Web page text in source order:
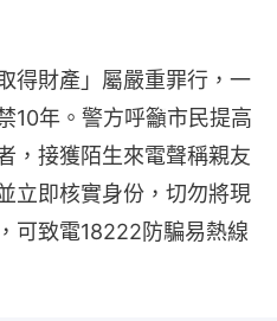
得財產」屬嚴重罪行，一
10年。警方呼籲市民提高
，接獲陌生來電聲稱親友
立即核實身份，切勿將現
可致電18222防騙易熱線